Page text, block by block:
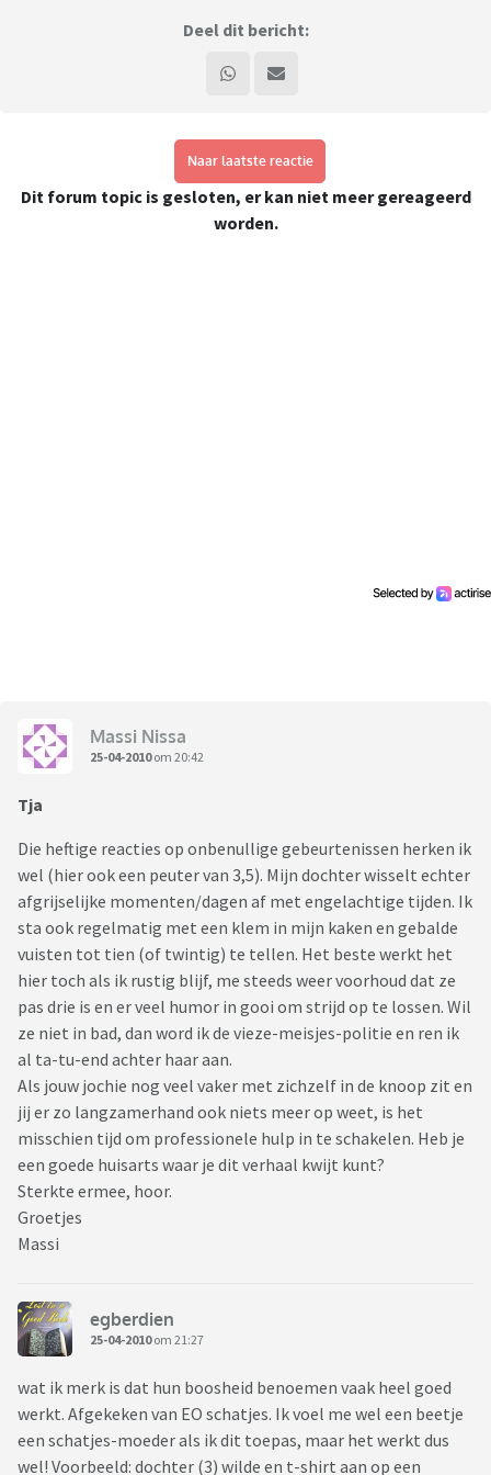
Deel dit bericht:
Naar laatste reactie
Dit forum topic is gesloten, er kan niet meer gereageerd
worden.
Massi Nissa
25-04-2010om 20:42
Tja
Die heftige reacties op onbenullige gebeurtenissen herken ik
wel (hier ook een peuter van 3,5). Mijn dochter wisselt echter
afgrijselijke momenten/dagen af met engelachtige tijden. Ik
sta ook regelmatig met een klem in mijn kaken en gebalde
vuisten tot tien (of twintig) te tellen. Het beste werkt het
hier toch als ik rustig blijf, me steeds weer voorhoud dat ze
pas drie is en er veel humor in gooi om strijd op te lossen. Wil
ze niet in bad, dan word ik de vieze-meisjes-politie en ren ik
al ta-tu-end achter haar aan.
Als jouw jochie nog veel vaker met zichzelf in de knoop zit en
jij er zo langzamerhand ook niets meer op weet, is het
misschien tijd om professionele hulp in te schakelen. Heb je
een goede huisarts waar je dit verhaal kwijt kunt?
Sterkte ermee, hoor.
Groetjes
Massi
egberdien
25-04-2010om 21:27
wat ik merk is dat hun boosheid benoemen vaak heel goed
werkt. Afgekeken van EO schatjes. Ik voel me wel een beetje
een schatjes-moeder als ik dit toepas, maar het werkt dus
wel! Voorbeeld: dochter (3) wilde en t-shirt aan op een